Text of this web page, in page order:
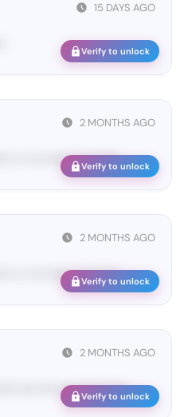
15 DAYS AGO
Verify to unlock
2 MONTHS AGO
•• • ••• •••••• •• ••• ••••• ...
Verify to unlock
2 MONTHS AGO
•• • ••• •••••• •• ••• ••••• ...
Verify to unlock
2 MONTHS AGO
•••• •••• •••• •••••• ••••••
Verify to unlock